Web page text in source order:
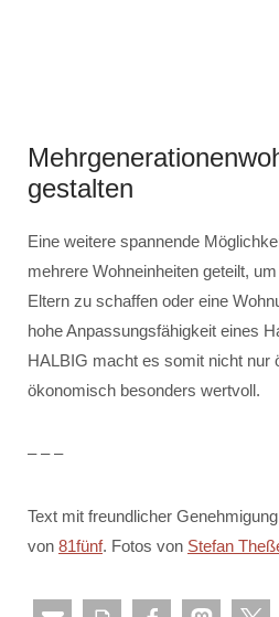
gestalten
Eine weitere spannende
mehrere Wohneinheiten geteilt,
Eltern zu schaffen oder eine
hohe Anpassungsfähigkeit eines
HALBIG macht es somit nicht nur
ökonomisch besonders wertvoll.
– – –
Text mit freundlicher
von 81fünf. Fotos von Stefan